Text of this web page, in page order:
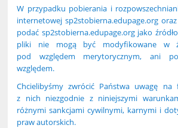
W przypadku pobierania i
internetowej sp2stobierna.edupage.org
podać sp2stobierna.edupage.org jako
pliki nie mogą być modyfikowane w
pod względem merytorycznym, ani
względem.
Chcielibyśmy zwrócić Państwa uwagę na
z nich niezgodnie z niniejszymi
różnymi sankcjami cywilnymi, karnymi i
praw autorskich.